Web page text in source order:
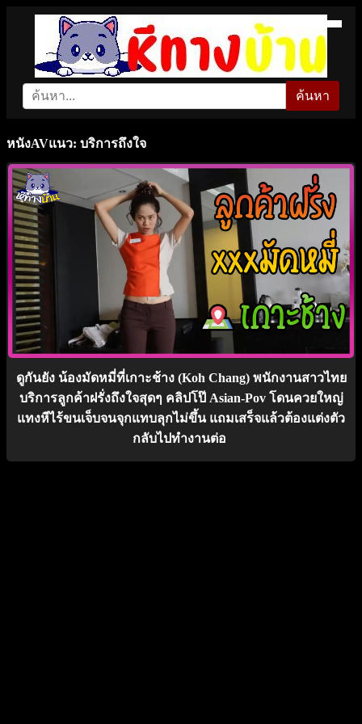
ค้นหา
หนังAVแนว: บริการถึงใจ
ดูกันยัง น้องมัดหมี่ที่เกาะช้าง (Koh Chang) พนักงานสาวไทย
บริการลูกค้าฝรั่งถึงใจสุดๆ คลิปโป๊ Asian-Pov โดนควยใหญ่
แทงหีไร้ขนเจ็บจนจุกแทบลุกไม่ขึ้น แถมเสร็จแล้วต้องแต่งตัว
กลับไปทำงานต่อ